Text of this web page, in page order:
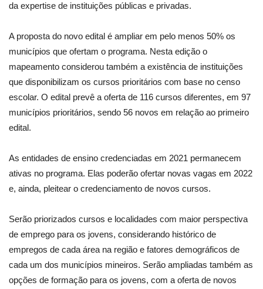
da expertise de instituições públicas e privadas.
A proposta do novo edital é ampliar em pelo menos 50% os
municípios que ofertam o programa. Nesta edição o
mapeamento considerou também a existência de instituições
que disponibilizam os cursos prioritários com base no censo
escolar. O edital prevê a oferta de 116 cursos diferentes, em 97
municípios prioritários, sendo 56 novos em relação ao primeiro
edital.
As entidades de ensino credenciadas em 2021 permanecem
ativas no programa. Elas poderão ofertar novas vagas em 2022
e, ainda, pleitear o credenciamento de novos cursos.
Serão priorizados cursos e localidades com maior perspectiva
de emprego para os jovens, considerando histórico de
empregos de cada área na região e fatores demográficos de
cada um dos municípios mineiros. Serão ampliadas também as
opções de formação para os jovens, com a oferta de novos